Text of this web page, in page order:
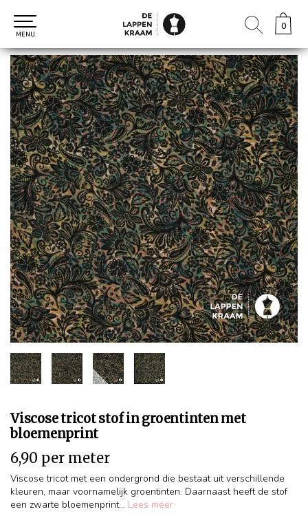
0
0
MENU
Viscose tricot stof in groentinten met
bloemenprint
6,90 per meter
Viscose tricot met een ondergrond die bestaat uit verschillende
kleuren, maar voornamelijk groentinten. Daarnaast heeft de stof
een zwarte bloemenprint... Lees meer